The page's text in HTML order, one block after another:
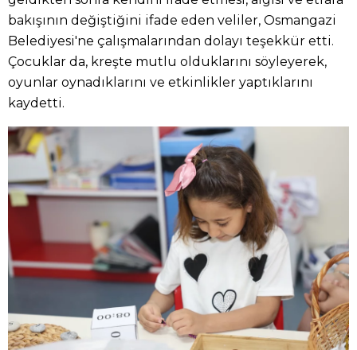
bakışının değiştiğini ifade eden veliler, Osmangazi
Belediyesi'ne çalışmalarından dolayı teşekkür etti.
Çocuklar da, kreşte mutlu olduklarını söyleyerek,
oyunlar oynadıklarını ve etkinlikler yaptıklarını
kaydetti.